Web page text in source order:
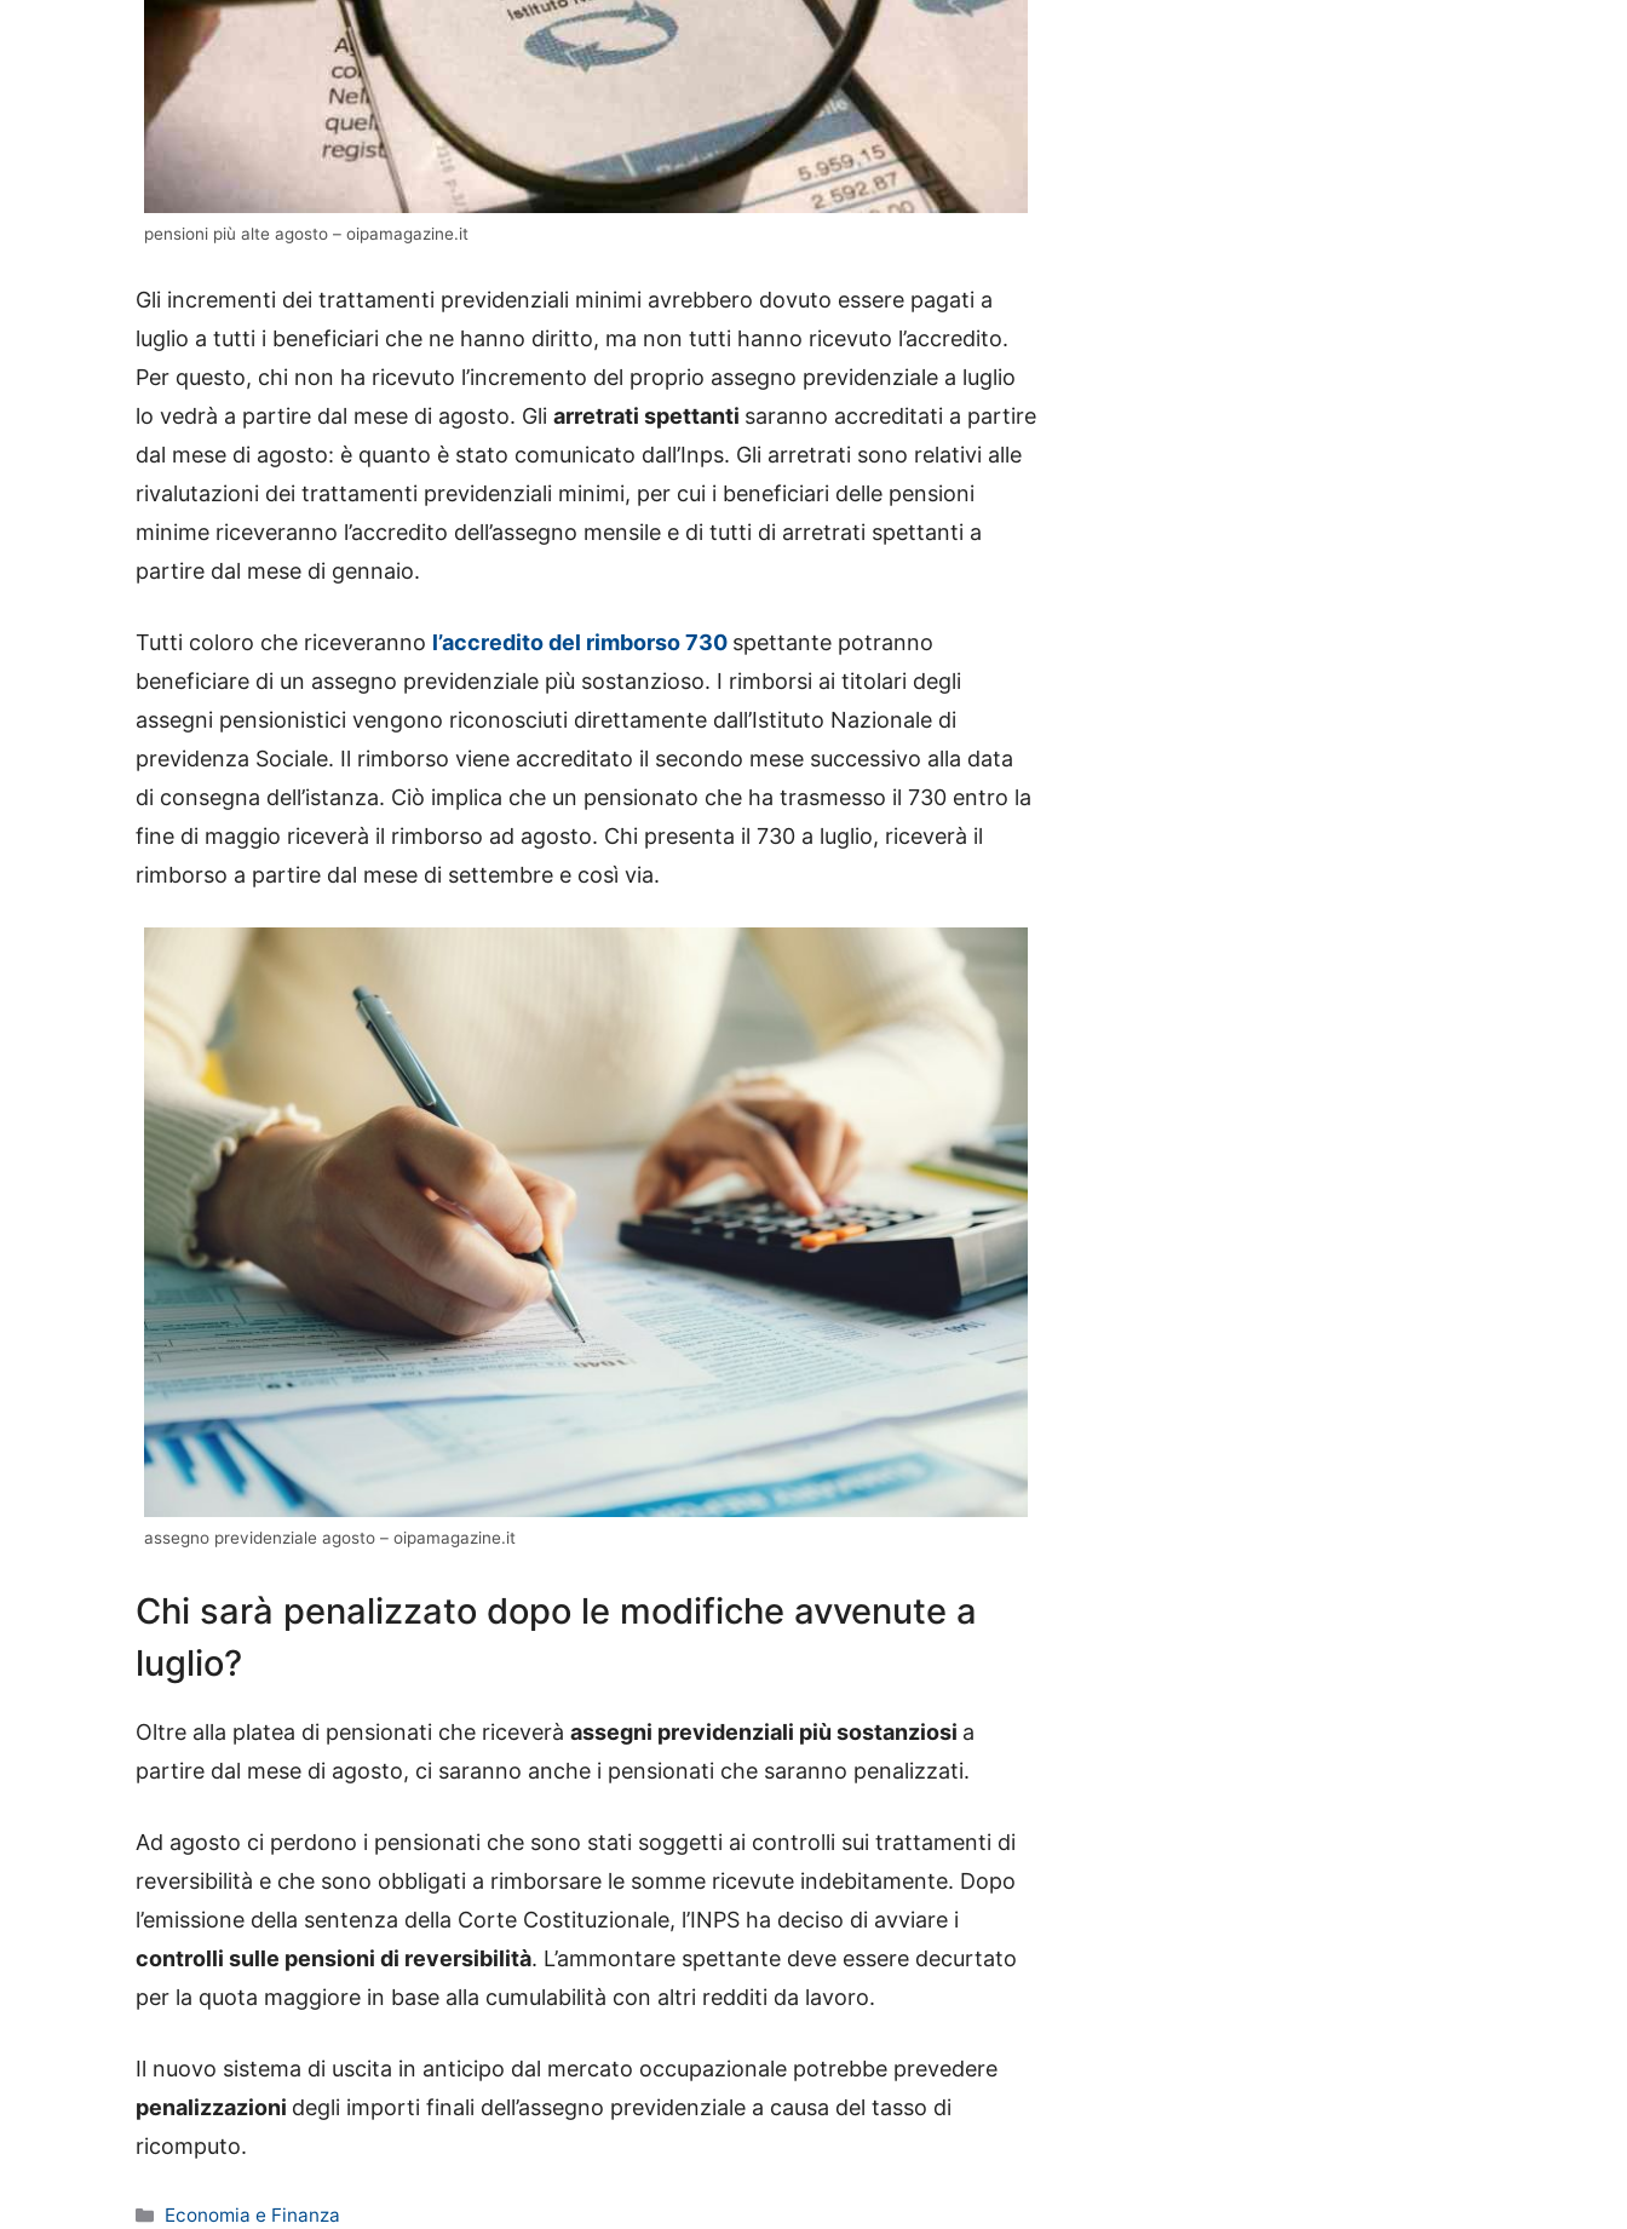
pensioni più alte agosto – oipamagazine.it
Gli incrementi dei trattamenti previdenziali minimi avrebbero dovuto essere pagati a
luglio a tutti i beneficiari che ne hanno diritto, ma non tutti hanno ricevuto l’accredito.
Per questo, chi non ha ricevuto l’incremento del proprio assegno previdenziale a luglio
lo vedrà a partire dal mese di agosto. Gli arretrati spettanti saranno accreditati a partire
dal mese di agosto: è quanto è stato comunicato dall’Inps. Gli arretrati sono relativi alle
rivalutazioni dei trattamenti previdenziali minimi, per cui i beneficiari delle pensioni
minime riceveranno l’accredito dell’assegno mensile e di tutti di arretrati spettanti a
partire dal mese di gennaio.
Tutti coloro che riceveranno l’accredito del rimborso 730 spettante potranno
beneficiare di un assegno previdenziale più sostanzioso. I rimborsi ai titolari degli
assegni pensionistici vengono riconosciuti direttamente dall’Istituto Nazionale di
previdenza Sociale. Il rimborso viene accreditato il secondo mese successivo alla data
di consegna dell’istanza. Ciò implica che un pensionato che ha trasmesso il 730 entro la
fine di maggio riceverà il rimborso ad agosto. Chi presenta il 730 a luglio, riceverà il
rimborso a partire dal mese di settembre e così via.
assegno previdenziale agosto – oipamagazine.it
Chi sarà penalizzato dopo le modifiche avvenute a
luglio?
Oltre alla platea di pensionati che riceverà assegni previdenziali più sostanziosi a
partire dal mese di agosto, ci saranno anche i pensionati che saranno penalizzati.
Ad agosto ci perdono i pensionati che sono stati soggetti ai controlli sui trattamenti di
reversibilità e che sono obbligati a rimborsare le somme ricevute indebitamente. Dopo
l’emissione della sentenza della Corte Costituzionale, l’INPS ha deciso di avviare i
controlli sulle pensioni di reversibilità. L’ammontare spettante deve essere decurtato
per la quota maggiore in base alla cumulabilità con altri redditi da lavoro.
Il nuovo sistema di uscita in anticipo dal mercato occupazionale potrebbe prevedere
penalizzazioni degli importi finali dell’assegno previdenziale a causa del tasso di
ricomputo.
Categorie
Economia e Finanza